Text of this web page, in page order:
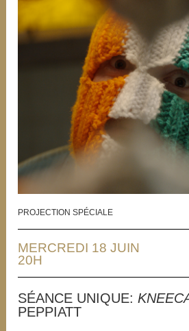
PROJECTION SPÉCIALE
MERCREDI 18 JUIN
20H
SÉANCE UNIQUE:
PEPPIATT